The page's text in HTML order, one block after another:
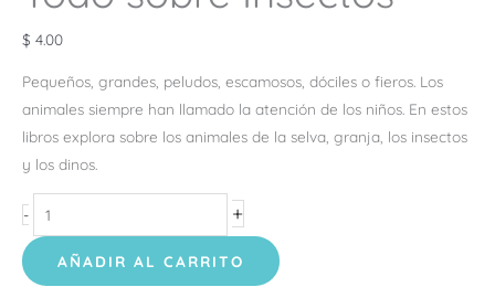
$ 4.00
Pequeños, grandes, peludos, escamosos, dóciles o fieros. Los
animales siempre han llamado la atención de los niños. En estos
libros explora sobre los animales de la selva, granja, los insectos
y los dinos.
- +
AÑADIR AL CARRITO